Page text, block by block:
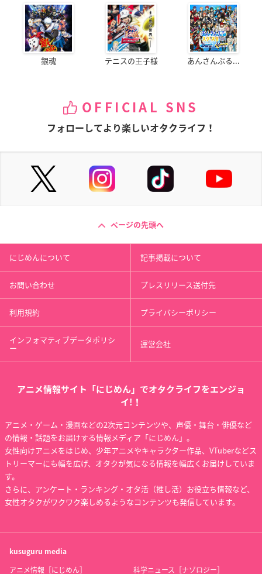
銀魂 テニスの王子様 あんさんぶる...
OFFICIAL SNS
フォローしてより楽しいオタクライフ！
ページの先頭へ
にじめんについて 記事掲載について
お問い合わせ プレスリリース送付先
利用規約 プライバシーポリシー
インフォマティブデータポリシ
ー 運営会社
アニメ情報サイト「にじめん」でオタクライフをエンジョ
イ!！
アニメ・ゲーム・漫画などの2次元コンテンツや、声優・舞台・俳優など
の情報・話題をお届けする情報メディア「にじめん」。
女性向けアニメをはじめ、少年アニメやキャラクター作品、VTuberなどス
トリーマーにも幅を広げ、オタクが気になる情報を幅広くお届けしていま
す。
さらに、アンケート・ランキング・オタ活（推し活）お役立ち情報など、
女性オタクがワクワク楽しめるようなコンテンツも発信しています。
kusuguru media
アニメ情報［にじめん］ 科学ニュース［ナゾロジー］